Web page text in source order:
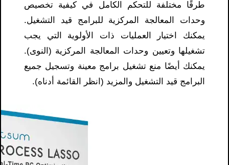
طرقًا مختلفة للتحكم الكامل في كيفية تخصيص
وحدات المعالجة المركزية للبرامج قيد التشغيل.
يمكنك اختيار العمليات ذات الأولوية التي يجب
تشغيلها وتعيين وحدات المعالجة المركزية (النوى).
يمكنك أيضًا منع تشغيل برامج معينة وتسجيل جميع
البرامج قيد التشغيل والمزيد (انظر القائمة أدناه).